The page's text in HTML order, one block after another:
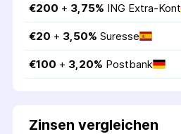
€200 + 3,75% ING Extra-Kont
€20 + 3,50% Suresse
€100 + 3,20% Postbank
Zinsen vergleichen